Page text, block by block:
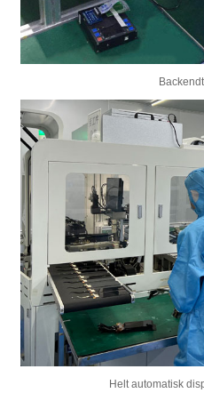
Helt automatisk